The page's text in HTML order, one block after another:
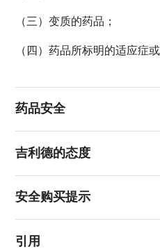
（三）变质的药品；
（四）药品所标明的适应症
药品安全
吉利德的态度
安全购买提示
引用